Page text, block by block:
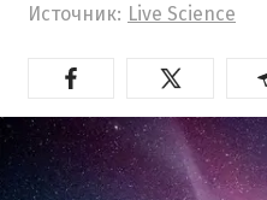
Источник: Live Science